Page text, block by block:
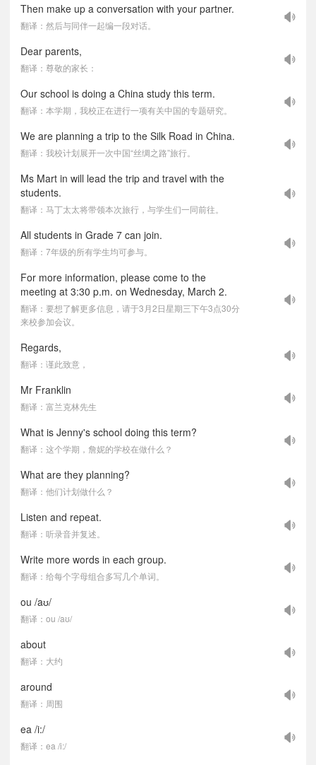
Then make up a conversation with your partner.
翻译：然后与同伴一起编一段对话。
Dear parents,
翻译：尊敬的家长：
Our school is doing a China study this term.
翻译：本学期，我校正在进行一项有关中国的专题研究。
We are planning a trip to the Silk Road in China.
翻译：我校计划展开一次中国“丝绸之路”旅行。
Ms Mart in will lead the trip and travel with the
students.
翻译：马丁太太将带领本次旅行，与学生们一同前往。
All students in Grade 7 can join.
翻译：7年级的所有学生均可参与。
For more information, please come to the
meeting at 3:30 p.m. on Wednesday, March 2.
翻译：要想了解更多信息，请于3月2日星期三下午3点30分
来校参加会议。
Regards,
翻译：谨此致意，
Mr Franklin
翻译：富兰克林先生
What is Jenny's school doing this term?
翻译：这个学期，詹妮的学校在做什么？
What are they planning?
翻译：他们计划做什么？
Listen and repeat.
翻译：听录音并复述。
Write more words in each group.
翻译：给每个字母组合多写几个单词。
ou /aʊ/
翻译：ou /aʊ/
about
翻译：大约
around
翻译：周围
ea /i:/
翻译：ea /i:/